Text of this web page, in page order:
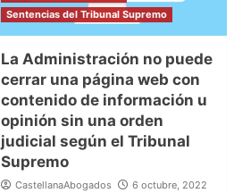
Sentencias del Tribunal Supremo
La Administración no puede
cerrar una página web con
contenido de información u
opinión sin una orden
judicial según el Tribunal
Supremo
CastellanaAbogados
6 octubre, 2022